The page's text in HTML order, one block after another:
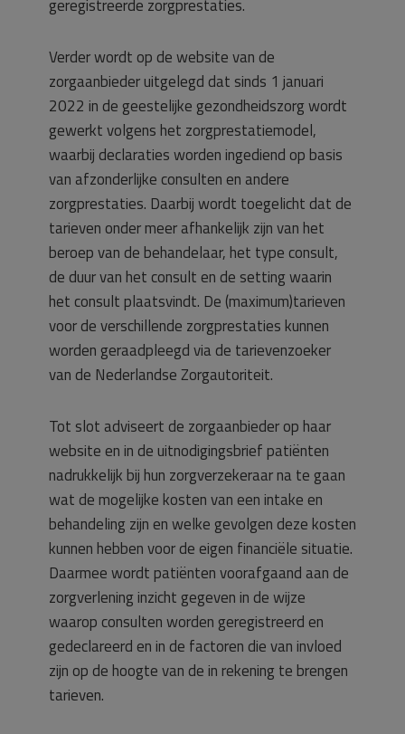
geregistreerde zorgprestaties.
Verder wordt op de website van de
zorgaanbieder uitgelegd dat sinds 1 januari
2022 in de geestelijke gezondheidszorg wordt
gewerkt volgens het zorgprestatiemodel,
waarbij declaraties worden ingediend op basis
van afzonderlijke consulten en andere
zorgprestaties. Daarbij wordt toegelicht dat de
tarieven onder meer afhankelijk zijn van het
beroep van de behandelaar, het type consult,
de duur van het consult en de setting waarin
het consult plaatsvindt. De (maximum)tarieven
voor de verschillende zorgprestaties kunnen
worden geraadpleegd via de tarievenzoeker
van de Nederlandse Zorgautoriteit.
Tot slot adviseert de zorgaanbieder op haar
website en in de uitnodigingsbrief patiënten
nadrukkelijk bij hun zorgverzekeraar na te gaan
wat de mogelijke kosten van een intake en
behandeling zijn en welke gevolgen deze kosten
kunnen hebben voor de eigen financiële situatie.
Daarmee wordt patiënten voorafgaand aan de
zorgverlening inzicht gegeven in de wijze
waarop consulten worden geregistreerd en
gedeclareerd en in de factoren die van invloed
zijn op de hoogte van de in rekening te brengen
tarieven.